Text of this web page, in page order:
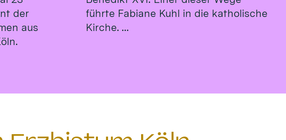
der
aus
führte Fabiane Kuhl in die katholische
Kirche. ...